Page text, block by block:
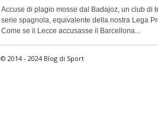
Accuse di plagio mosse dal Badajoz, un club di
serie spagnola, equivalente della nostra Lega
Come se il Lecce accusasse il Barcellona...
© 2014 - 2024 Blog di Sport